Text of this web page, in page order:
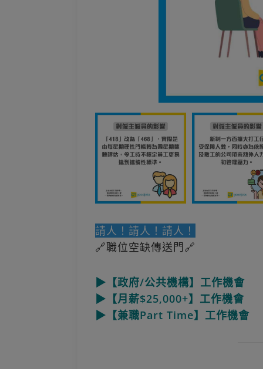
請人！請人！請人！
🔗職位空缺傳送門🔗
▶【政府/公共機構】工作機會
▶【月薪$25,000+】工作機會
▶【兼職Part Time】工作機會